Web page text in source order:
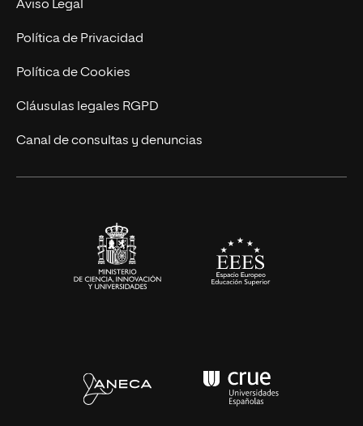
Postgrados
Cursos Universitarios
Trabaja en UNIR
Actualidad
UNIR Revista
Eventos
Aviso Legal
Política de Privacidad
Política de Cookies
Cláusulas legales RGPD
Canal de consultas y denuncias